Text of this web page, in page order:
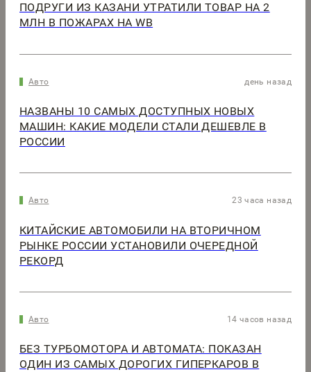
ПОДРУГИ ИЗ КАЗАНИ УТРАТИЛИ ТОВАР НА 2
МЛН В ПОЖАРАХ НА WB
Авто день назад
НАЗВАНЫ 10 САМЫХ ДОСТУПНЫХ НОВЫХ
МАШИН: КАКИЕ МОДЕЛИ СТАЛИ ДЕШЕВЛЕ В
РОССИИ
Авто 23 часа назад
КИТАЙСКИЕ АВТОМОБИЛИ НА ВТОРИЧНОМ
РЫНКЕ РОССИИ УСТАНОВИЛИ ОЧЕРЕДНОЙ
РЕКОРД
Авто 14 часов назад
БЕЗ ТУРБОМОТОРА И АВТОМАТА: ПОКАЗАН
ОДИН ИЗ САМЫХ ДОРОГИХ ГИПЕРКАРОВ В